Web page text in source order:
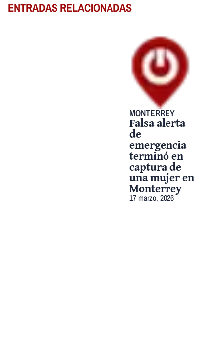
ENTRADAS RELACIONADAS
MONTERREY
Falsa alerta
de
emergencia
terminó en
captura de
una mujer en
Monterrey
17 marzo, 2026